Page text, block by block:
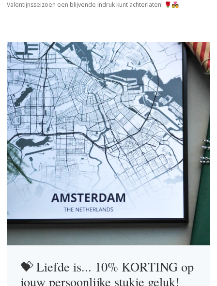
Valentijnsseizoen een blijvende indruk kunt achterlaten! 🌹💑
💝 Liefde is... 10% KORTING op
jouw persoonlijke stukje geluk!